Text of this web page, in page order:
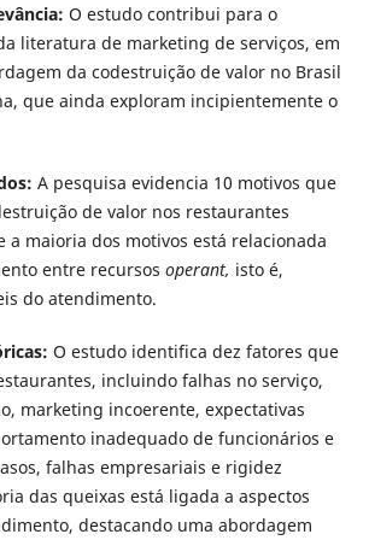
O estudo contribui para o
literatura de marketing de serviços, em
da codestruição de valor no Brasil
que ainda exploram incipientemente o
A pesquisa evidencia 10 motivos que
de valor nos restaurantes
a maioria dos motivos está relacionada
entre recursos operant, isto é,
do atendimento.
O estudo identifica dez fatores que
incluindo falhas no serviço,
marketing incoerente, expectativas
inadequado de funcionários e
falhas empresariais e rigidez
das queixas está ligada a aspectos
destacando uma abordagem